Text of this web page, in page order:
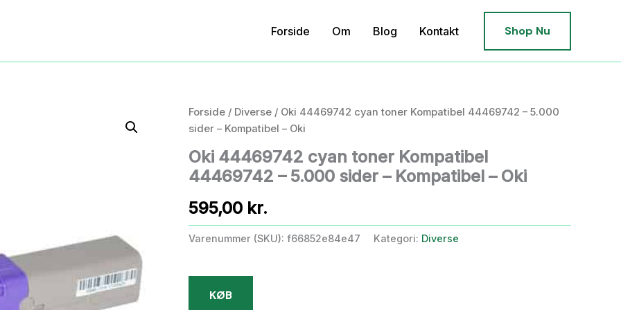
Forside Om Blog Kontakt Shop Nu
Forside / Diverse / Oki 44469742 cyan toner Kompatibel 44469742 – 5.000
sider – Kompatibel – Oki
Oki 44469742 cyan toner Kompatibel
44469742 – 5.000 sider – Kompatibel – Oki
595,00 kr.
Varenummer (SKU): f66852e84e47 Kategori: Diverse
KØB